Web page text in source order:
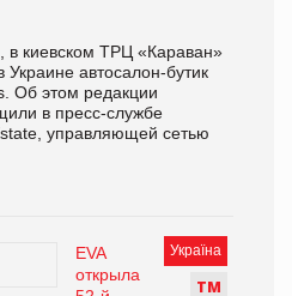
в киевском ТРЦ «Караван»
Украине автосалон-бутик
Об этом редакции
в пресс-службе
управляющей сетью
Україна
ТМ
EVA
открыла